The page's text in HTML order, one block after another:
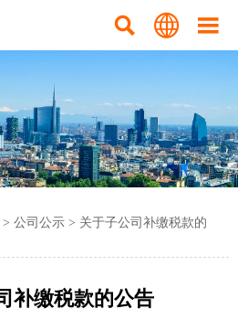
  
> 公司公示 > 关于子公司补缴税款的
补缴税款的公告